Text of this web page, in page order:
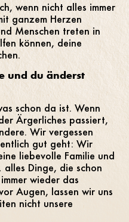
wenn nicht alles immer
ganzem Herzen
Menschen treten in
können, deine
und du änderst
schon da ist. Wenn
Ärgerliches passiert,
Wir vergessen
gut geht: Wir
liebevolle Familie und
Dinge, die schon
wieder das
Augen, lassen wir uns
nicht unsere